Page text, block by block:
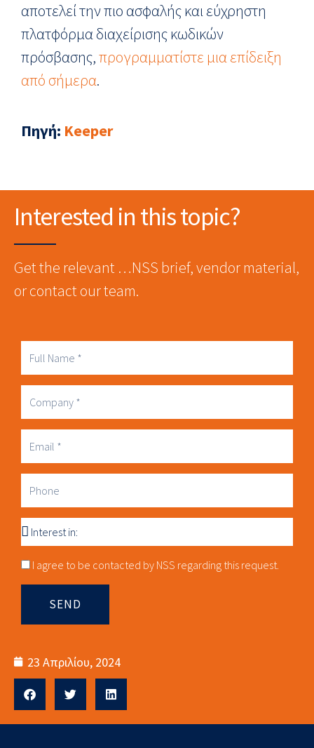
αποτελεί την πιο ασφαλής και εύχρηστη
πλατφόρμα διαχείρισης κωδικών
πρόσβασης,προγραμματίστε μια επίδειξη
από σήμερα.
Πηγή: Keeper
Interested in this topic?
Get the relevant …NSS brief, vendor material,
or contact our team.
Full
Name
Company
Business
Email
Phone
Interest
in
Consnet
I agree to be contacted by NSS regarding this request.
SEND
23 Απριλίου, 2024